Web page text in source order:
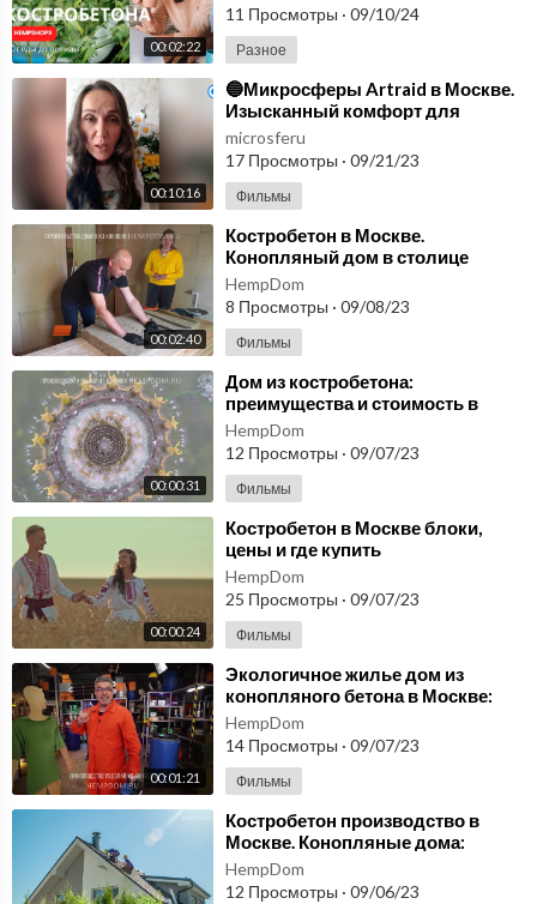
st?list=PLDsFlvSBdSWfD19Ygi5fQADrrc4ICefyG
Воскресный вечер с Соловьевым - https://www.youtube.com/pl
00:02:22
строительства дома.
11 Просмотры · 09/10/24
Разное
00:10:16
⁣🔵Микросферы Artraid в Москве.
Изысканный комфорт для
здоровья🔵
microsferu
17 Просмотры · 09/21/23
Фильмы
00:02:40
⁣Костробетон в Москве.
Конопляный дом в столице
экология и комфорт в одном
пакете!
HempDom
8 Просмотры · 09/08/23
Фильмы
00:00:31
⁣Дом из костробетона:
преимущества и стоимость в
Москве. Костробетон блоки
купить Конопляный в Москве
HempDom
12 Просмотры · 09/07/23
Фильмы
00:00:24
⁣Костробетон в Москве блоки,
цены и где купить
HempDom
25 Просмотры · 09/07/23
Фильмы
00:01:21
⁣Экологичное жилье дом из
конопляного бетона в Москве:
новый тренд в строительстве
России
HempDom
14 Просмотры · 09/07/23
Фильмы
⁣Костробетон производство в
Москве. Конопляные дома:
Сочетание экологии, комфорта и
инноваций!
HempDom
12 Просмотры · 09/06/23